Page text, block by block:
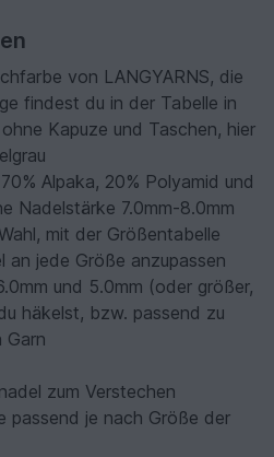
von LANGYARNS, die
findest du in der Tabelle in
Kapuze und Taschen, hier
Alpaka, 20% Polyamid und
Nadelstärke 7.0mm-8.0mm
mit der Größentabelle
jede Größe anzupassen
und 5.0mm (oder größer,
häkelst, bzw. passend zu
Garn
zum Verstechen
passend je nach Größe der